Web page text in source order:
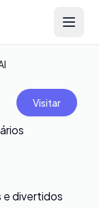
Open
Visitar
e divertidos